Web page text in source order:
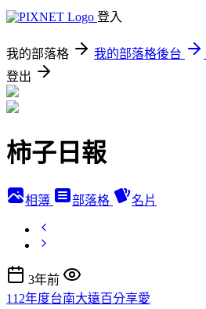
登入
我的部落格 我的部落格後台
登出
柿子日報
相簿 部落格 名片
3年前
112年度台南大遠百分享愛